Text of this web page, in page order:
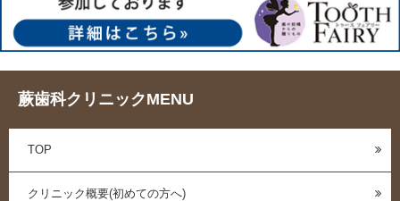
蕨歯科クリニックMENU
TOP
クリニック概要(初めての方へ)